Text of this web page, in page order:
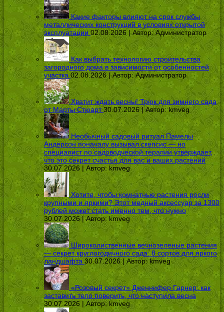
Какие факторы влияют на срок службы
металлических конструкций в условиях открытой
эксплуатации 02.08.2026 | Автор:Администратор
Как выбрать технологию строительства
загородного дома в зависимости от особенностей
участка 02.08.2026 | Автор:Администратор
Хватит ждать весны! Трюк для зимнего сада
от Марты Стюарт 30.07.2026 | Автор:kmveg
Необычный садовый ритуал Памелы
Андерсон поначалу вызывал скепсис — но
специалист по садоводческой терапии утверждает,
что это секрет счастья для вас и ваших растений
30.07.2026 | Автор: kmveg
Хотите, чтобы комнатные растения росли
крупными и яркими? Этот медный аксессуар за 1300
рублей может стать именно тем, что нужно
30.07.2026 | Автор: kmveg
Широколиственные вечнозеленые растения
— секрет круглогодичного сада: 8 сортов для яркого
ландшафта 30.07.2026 | Автор:kmveg
«Розовый секрет» Дженнифер Гарнер: как
заставить тело поверить, что наступила весна
30.07.2026 | Автор:kmveg